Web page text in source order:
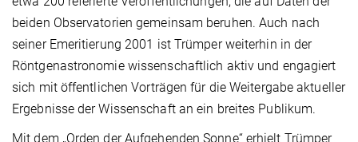
beiden Observatorien gemeinsam beruhen. Auch nach
seiner Emeritierung 2001 ist Trümper weiterhin in der
Röntgenastronomie wissenschaftlich aktiv und engagiert
sich mit öffentlichen Vorträgen für die Weitergabe aktueller
Ergebnisse der Wissenschaft an ein breites Publikum.
Mit dem „Orden der Aufgehenden Sonne“ erhielt Trümper